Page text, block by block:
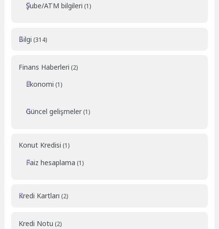
Şube/ATM bilgileri (1)
Bilgi (314)
Finans Haberleri (2)
Ekonomi (1)
Güncel gelişmeler (1)
Konut Kredisi (1)
Faiz hesaplama (1)
Kredi Kartları (2)
Kredi Notu (2)